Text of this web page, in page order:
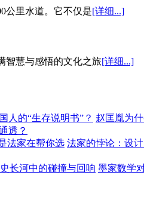
公里水道。它不仅是[详细...]
智慧与感悟的文化之旅[详细...]
人的“生存说明书”？ 赵匡胤为
透？
法家在帮你选 法家的悖论：设
长河中的碰撞与回响 墨家数学